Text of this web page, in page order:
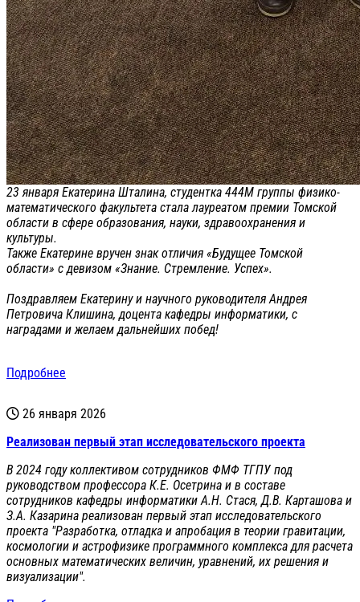
23 января Екатерина Шталина, студентка 444М группы физико-
математического факультета стала лауреатом премии Томской
области в сфере образования, науки, здравоохранения и
культуры.
Также Екатерине вручен знак отличия «Будущее Томской
области» с девизом «Знание. Стремление. Успех».
Поздравляем Екатерину и научного руководителя Андрея
Петровича Клишина, доцента кафедры информатики, с
наградами и желаем дальнейших побед!
Подробнее
26 января 2026
Реализован первый этап исследовательского проекта
В 2024 году коллективом сотрудников ФМФ ТГПУ под
руководством профессора К.Е. Осетрина и в составе
сотрудников кафедры информатики А.Н. Стася, Д.В. Карташова и
З.А. Казарина реализован первый этап исследовательского
проекта "Разработка, отладка и апробация в теории гравитации,
космологии и астрофизике программного комплекса для расчета
основных математических величин, уравнений, их решения и
визуализации".